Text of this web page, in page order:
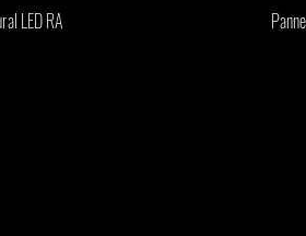
LED RA